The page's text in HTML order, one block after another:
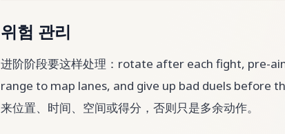
위험 관리
进阶阶段要这样处理：rotate after each fight, pre-
range to map lanes, and give up bad duels before
来位置、时间、空间或得分，否则只是多余动作。